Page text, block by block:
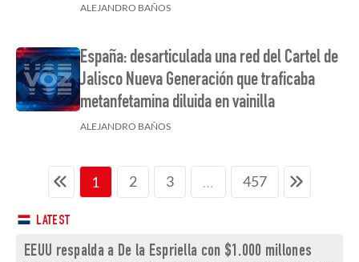
ALEJANDRO BAÑOS
España: desarticulada una red del Cartel de
Jalisco Nueva Generación que traficaba
metanfetamina diluida en vainilla
ALEJANDRO BAÑOS
1 2 3 … 457
LATEST
EEUU respalda a De la Espriella con $1.000 millones